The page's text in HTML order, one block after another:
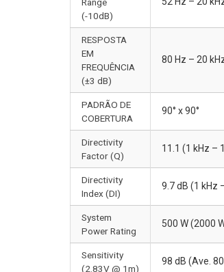
(-10dB)
RESPOSTA
EM
FREQUÊNCIA
(±3 dB)
80 Hz – 20
PADRÃO DE
COBERTURA
90° x 90°
Directivity
Factor (Q)
11.1 (1 kHz –
Directivity
Index (DI)
9.7 dB (1 kHz
System
Power Rating
500 W (2000
Sensitivity
(2.83V @ 1m)
98 dB (Ave.